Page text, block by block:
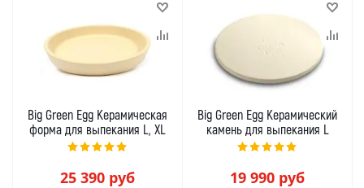
Big Green Egg Керамическая
форма для выпекания L, XL
25 390 руб
Big Green Egg Керамический
камень для выпекания L
19 990 руб